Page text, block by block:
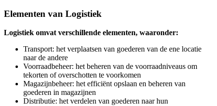
Elementen van Logistiek
Logistiek omvat verschillende elementen, waaronder:
Transport: het verplaatsen van goederen van de ene locatie
naar de andere
Voorraadbeheer: het beheren van de voorraadniveaus om
tekorten of overschotten te voorkomen
Magazijnbeheer: het efficiënt opslaan en beheren van
goederen in magazijnen
Distributie: het verdelen van goederen naar hun